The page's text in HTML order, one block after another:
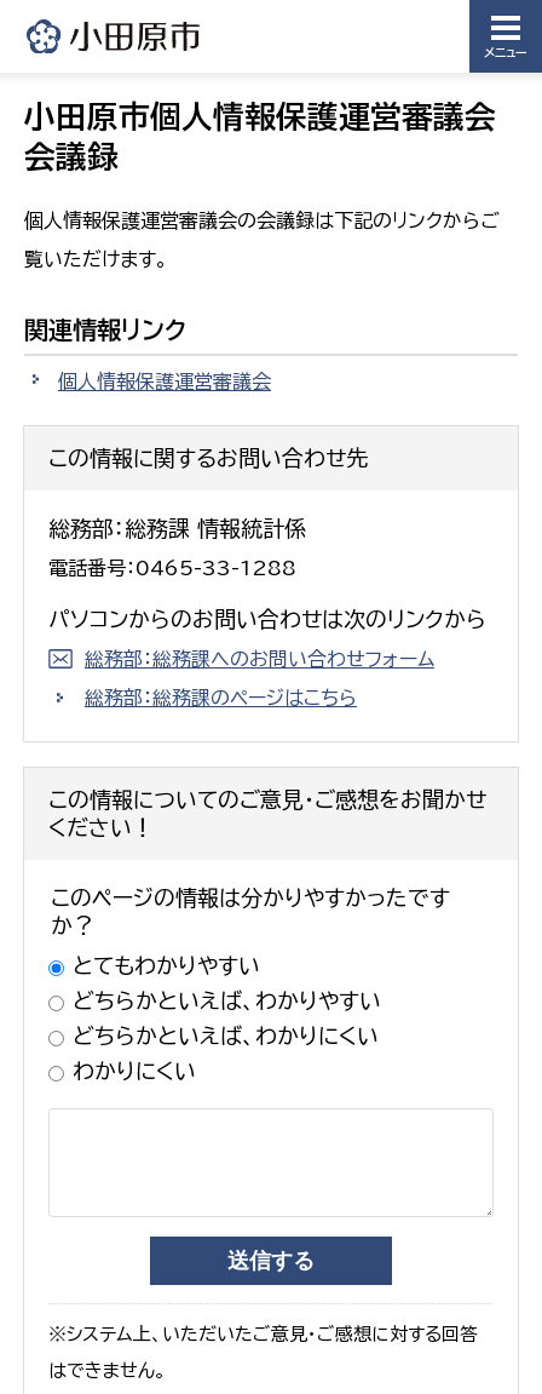
メニュー
小田原市個人情報保護運営審議会
会議録
個人情報保護運営審議会の会議録は下記のリンクからご
覧いただけます。
関連情報リンク
個人情報保護運営審議会
この情報に関するお問い合わせ先
総務部：総務課 情報統計係
電話番号：0465-33-1288
パソコンからのお問い合わせは次のリンクから
総務部：総務課へのお問い合わせフォーム
総務部：総務課のページはこちら
この情報についてのご意見・ご感想をお聞かせ
ください！
このページの情報は分かりやすかったです
か？
とてもわかりやすい
どちらかといえば、わかりやすい
どちらかといえば、わかりにくい
わかりにくい
※システム上、いただいたご意見・ご感想に対する回答
はできません。